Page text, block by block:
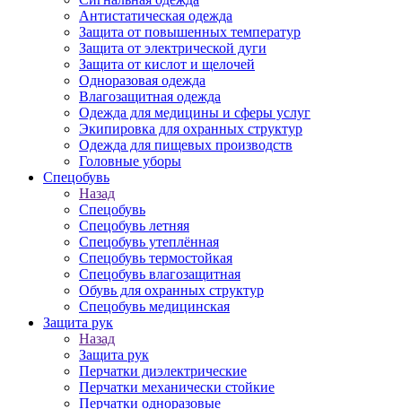
Антистатическая одежда
Защита от повышенных температур
Защита от электрической дуги
Защита от кислот и щелочей
Одноразовая одежда
Влагозащитная одежда
Одежда для медицины и сферы услуг
Экипировка для охранных структур
Одежда для пищевых производств
Головные уборы
Спецобувь
Назад
Спецобувь
Спецобувь летняя
Спецобувь утеплённая
Спецобувь термостойкая
Спецобувь влагозащитная
Обувь для охранных структур
Спецобувь медицинская
Защита рук
Назад
Защита рук
Перчатки диэлектрические
Перчатки механически стойкие
Перчатки одноразовые